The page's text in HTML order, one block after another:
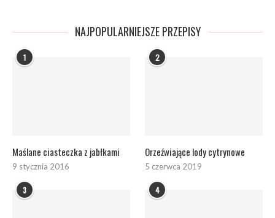
NAJPOPULARNIEJSZE PRZEPISY
1
Maślane ciasteczka z jabłkami
9 stycznia 2016
2
Orzeźwiające lody cytrynowe
5 czerwca 2019
3 4